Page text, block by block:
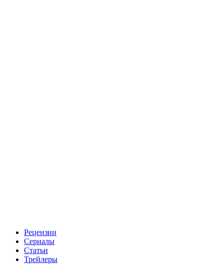
Рецензии
Сериалы
Статьи
Трейлеры